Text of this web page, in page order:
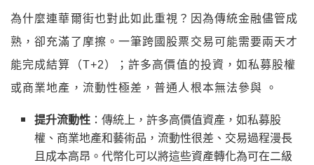
為什麼連華爾街也對此如此重視？因為傳統金融儘管成
熟，卻充滿了摩擦。一筆跨國股票交易可能需要兩天才
能完成結算（T+2）；許多高價值的投資，如私募股權
或商業地產，流動性極差，普通人根本無法參與 。
提升流動性 ：傳統上，許多高價值資產，如私募股
權、商業地產和藝術品，流動性很差、交易過程漫長
且成本高昂。代幣化可以將這些資產轉化為可在二級